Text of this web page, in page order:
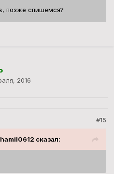
позже спишемся?
2016
#15
сказал: